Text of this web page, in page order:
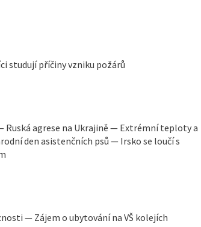
studují příčiny vzniku požárů
Ruská agrese na Ukrajině — Extrémní teploty a
den asistenčních psů — Irsko se loučí s
— Zájem o ubytování na VŠ kolejích